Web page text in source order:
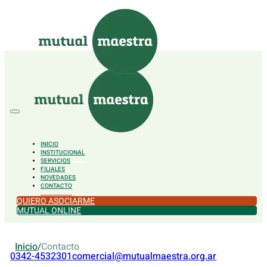
Saltar al pie de página
INICIO
INSTITUCIONAL
SERVICIOS
FILIALES
NOVEDADES
CONTACTO
QUIERO ASOCIARME
MUTUAL ONLINE
0342-4532301comercial@mutualmaestra.org.ar
Inicio/Contacto